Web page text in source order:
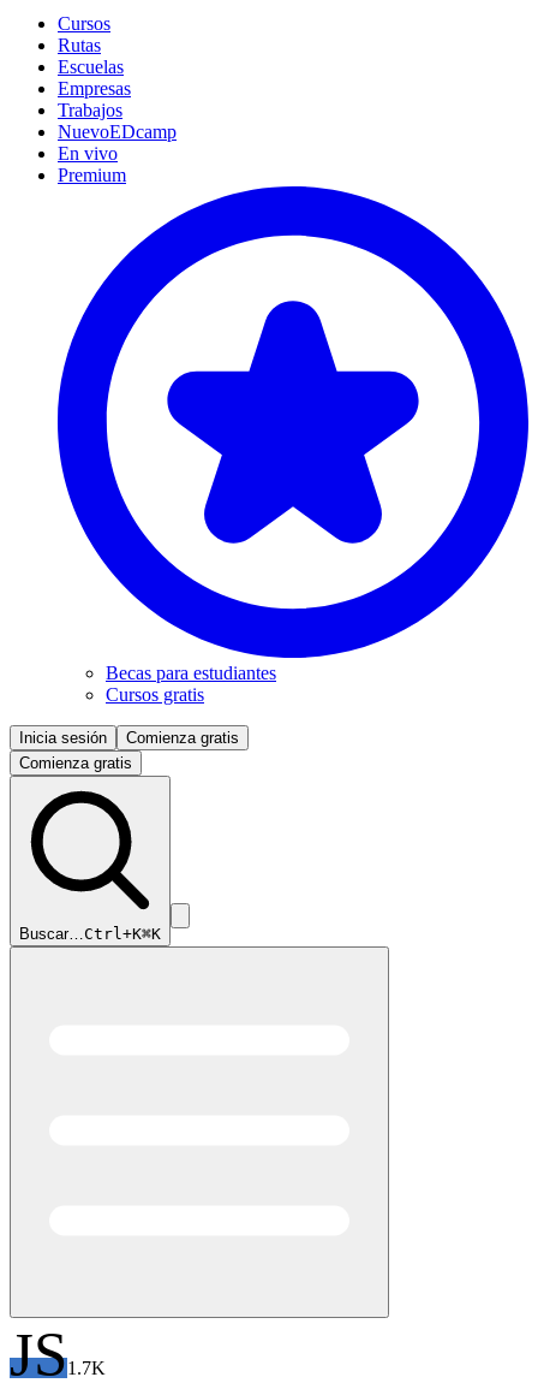
Cursos
Rutas
Escuelas
Empresas
Trabajos
NuevoEDcamp
En vivo
Premium
Becas para estudiantes
Cursos gratis
Inicia sesión
Comienza gratis
Comienza gratis
Buscar…Ctrl+K⌘K
JS1.7K